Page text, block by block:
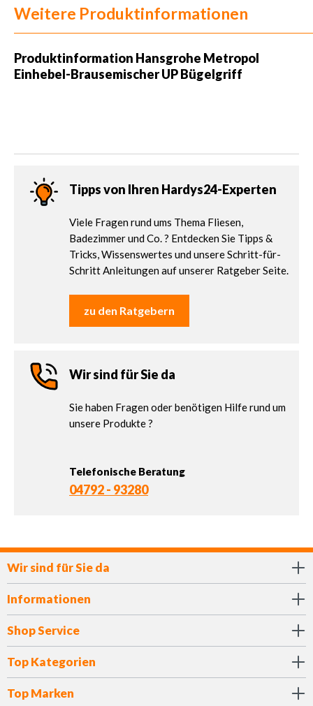
Weitere Produktinformationen
Produktinformation Hansgrohe Metropol
Einhebel-Brausemischer UP Bügelgriff
Tipps von Ihren Hardys24-Experten
Viele Fragen rund ums Thema Fliesen,
Badezimmer und Co. ? Entdecken Sie Tipps &
Tricks, Wissenswertes und unsere Schritt-für-
Schritt Anleitungen auf unserer Ratgeber Seite.
zu den Ratgebern
Wir sind für Sie da
Sie haben Fragen oder benötigen Hilfe rund um
unsere Produkte ?
Telefonische Beratung
04792 - 93280
Wir sind für Sie da
Informationen
Shop Service
Top Kategorien
Top Marken